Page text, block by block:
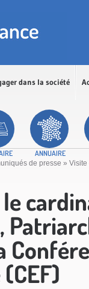
dans la société
ANNUAIRE
de presse » Visite